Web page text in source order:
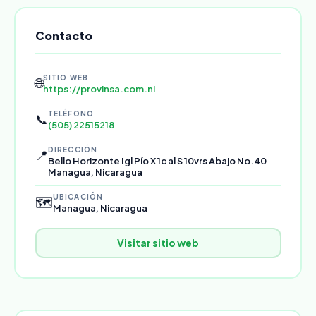
Contacto
🌐SITIO WEB
https://provinsa.com.ni
📞 TELÉFONO
(505) 22515218
📍DIRECCIÓN
Bello Horizonte Igl Pío X 1c al S 10vrs Abajo No.40
Managua, Nicaragua
🗺️UBICACIÓN
Managua, Nicaragua
Visitar sitio web